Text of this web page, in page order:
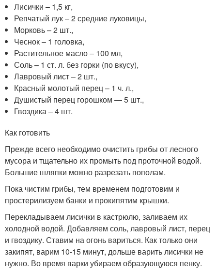
Лисички – 1,5 кг,
Репчатый лук – 2 средние луковицы,
Морковь – 2 шт.,
Чеснок – 1 головка,
Растительное масло – 100 мл,
Соль – 1 ст. л. без горки (по вкусу),
Лавровый лист – 2 шт.,
Красный молотый перец – 1 ч. л.,
Душистый перец горошком — 5 шт.,
Гвоздика – 4 шт.
Как готовить
Прежде всего необходимо очистить грибы от лесного
мусора и тщательно их промыть под проточной водой.
Большие шляпки можно разрезать пополам.
Пока чистим грибы, тем временем подготовим и
простерилизуем банки и прокипятим крышки.
Перекладываем лисички в кастрюлю, заливаем их
холодной водой. Добавляем соль, лавровый лист, перец
и гвоздику. Ставим на огонь вариться. Как только они
закипят, варим 10-15 минут, дольше варить лисички не
нужно. Во время варки убираем образующуюся пенку.